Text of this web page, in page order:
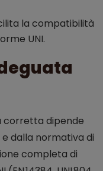
la compatibilità
UNI.
corretta dipende
dalla normativa di
completa di